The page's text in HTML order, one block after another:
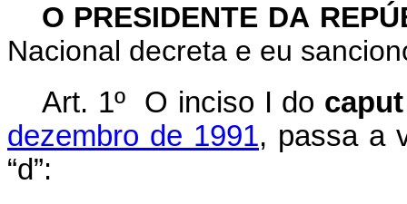
O PRESIDENTE DA
Nacional decreta e eu
Art. 1º O inciso I do caput
dezembro de 1991, passa a
“d”: